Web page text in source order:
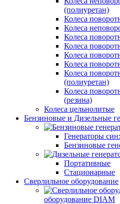
(полиуретан)
Колеса
Колеса
Колеса
Колеса
Колеса
Колеса
Колеса
(полиуретан)
Колеса
(резина)
Колеса цельнолитые
Бензиновые и Дизельные
Генераторы
Бензиновые
Портативные
Стационарные
Сверлильное оборудование
оборудование DIAM